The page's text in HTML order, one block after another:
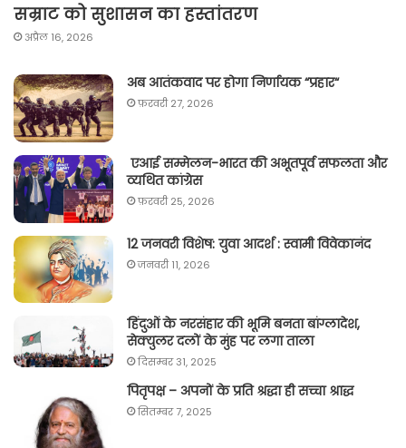
सम्राट को सुशासन का हस्तांतरण
अप्रैल 16, 2026
अब आतंकवाद पर होगा निर्णायक “प्रहार“
फ़रवरी 27, 2026
एआई सम्मेलन-भारत की अभूतपूर्व सफलता और
व्यथित कांग्रेस
फ़रवरी 25, 2026
12 जनवरी विशेष: युवा आदर्श : स्वामी विवेकानंद
जनवरी 11, 2026
हिंदुओं के नरसंहार की भूमि बनता बांग्लादेश,
सेक्युलर दलों के मुंह पर लगा ताला
दिसम्बर 31, 2025
पितृपक्ष – अपनों के प्रति श्रद्धा ही सच्चा श्राद्ध
सितम्बर 7, 2025